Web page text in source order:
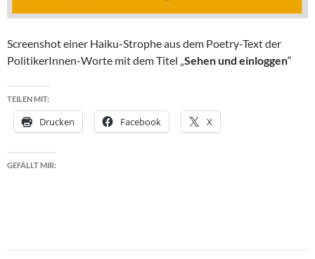
Screenshot einer Haiku-Strophe aus dem Poetry-Text der
PolitikerInnen-Worte mit dem Titel „ Sehen und einloggen“
TEILEN MIT:
Drucken Facebook X
GEFÄLLT MIR: